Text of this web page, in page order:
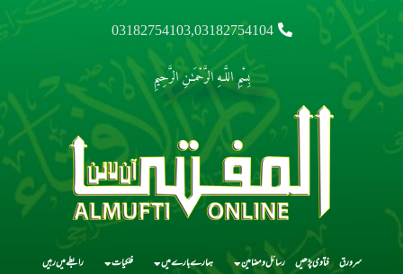
03182754103,03182754104
بِسْمِ اللَّـهِ الرَّحْمَـٰنِ الرَّحِيمِ
سرورق فتاوی پڑھیں رسائل و مضامین ہمارے بارے میں فلکیات رابطے میں رہیں